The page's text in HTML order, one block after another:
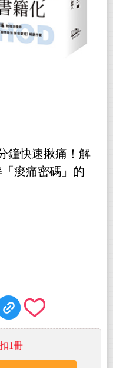
鐘快速揪痛！解
痠痛密碼」的
1冊